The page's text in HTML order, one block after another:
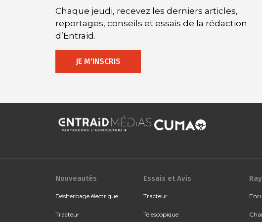
Chaque jeudi, recevez les derniers articles,
reportages, conseils et essais de la rédaction
d’Entraid.
JE M'INSCRIS
Nouveautés
Désherbage électrique
Tracteur
Essais et Avis
Tracteur
Télescopique